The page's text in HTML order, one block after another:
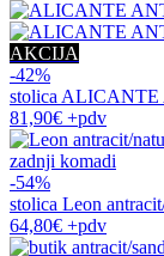
AKCIJA
-42%
stolica ALICANTE
81,90€ +pdv
zadnji komadi
-54%
stolica Leon
64,80€ +pdv